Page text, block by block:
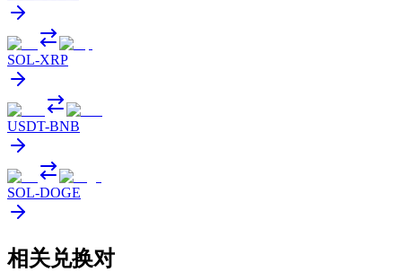
SOL-XRP
USDT-BNB
SOL-DOGE
相关兑换对